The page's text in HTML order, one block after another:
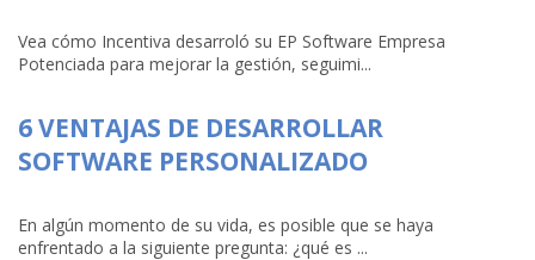
Vea cómo Incentiva desarroló su EP Software Empresa
Potenciada para mejorar la gestión, seguimi...
6 VENTAJAS DE DESARROLLAR
SOFTWARE PERSONALIZADO
En algún momento de su vida, es posible que se haya
enfrentado a la siguiente pregunta: ¿qué es ...